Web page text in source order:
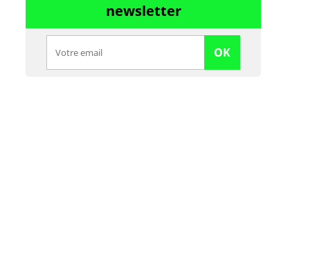
newsletter
OK